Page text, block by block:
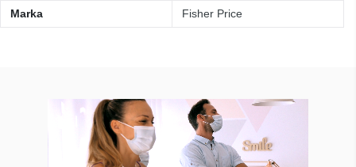
Marka Fisher Price